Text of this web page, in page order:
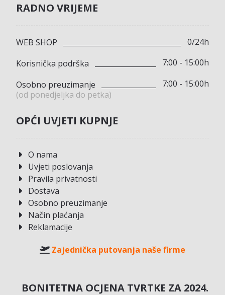
RADNO VRIJEME
WEB SHOP
0/24h
Korisnička podrška
7:00 - 15:00h
Osobno preuzimanje
(od ponedjeljka do petka)
7:00 - 15:00h
OPĆI UVJETI KUPNJE
O nama
Uvjeti poslovanja
Pravila privatnosti
Dostava
Osobno preuzimanje
Način plaćanja
Reklamacije
Zajednička putovanja naše firme
BONITETNA OCJENA TVRTKE ZA 2024.